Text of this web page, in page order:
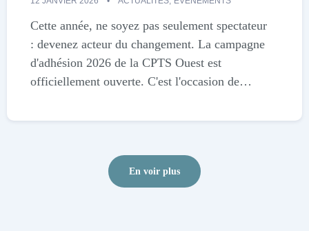
Cette année, ne soyez pas seulement spectateur
: devenez acteur du changement. La campagne
d'adhésion 2026 de la CPTS Ouest est
officiellement ouverte. C'est l'occasion de…
En voir plus